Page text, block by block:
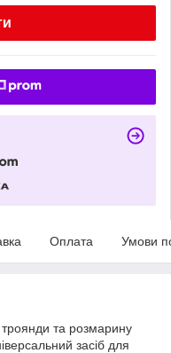
Оплата Умови
та розмарину
засіб для